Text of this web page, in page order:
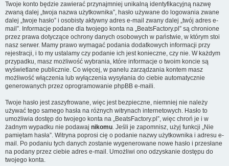
Twoje konto będzie zawierać przynajmniej unikalną identyfikacyjną nazwę
zwaną dalej „twoja nazwa użytkownika”, hasło używane do logowania zwane
dalej „twoje hasło” i osobisty aktywny adres e-mail zwany dalej „twój adres e-
mail”. Informacje podane dla twojego konta na „BeatsFactory.pl” są chronione
przez prawa dotyczące ochrony danych osobowych w państwie, w którym stoi
nasz serwer. Mamy prawo wymagać podania dodatkowych informacji przy
rejestracji, i to my ustalamy czy podanie ich jest konieczne, czy nie. W każdym
przypadku, masz możliwość wybrania, które informacje o twoim koncie są
wyświetlane publicznie. Co więcej, w panelu zarządzania kontem masz
możliwość włączenia lub wyłączenia wysyłania do ciebie automatycznie
generowanych przez oprogramowanie phpBB e-maili.
Twoje hasło jest zaszyfrowane, więc jest bezpieczne, niemniej nie należy
używać tego samego hasła na różnych witrynach internetowych. Hasło to
umożliwia dostęp do twojego konta na „BeatsFactory.pl”, więc chroń je i w
żadnym wypadku nie podawaj nikomu. Jeśli je zapomnisz, użyj funkcji „Nie
pamiętam hasła”. Witryna poprosi cię o podanie nazwy użytkownika i adresu e-
mail. Po podaniu tych danych zostanie wygenerowane nowe hasło i przesłane
na podany przez ciebie adres e-mail. Umożliwi ono odzyskanie dostępu do
twojego konta.